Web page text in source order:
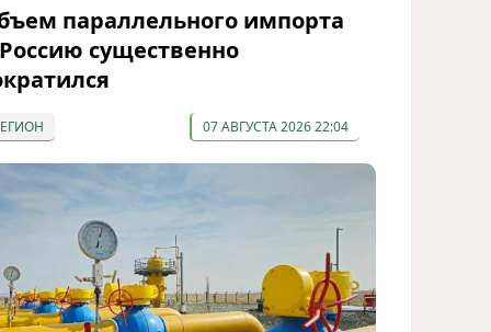
параллельного импорта
существенно
07 АВГУСТА 2026 22:04